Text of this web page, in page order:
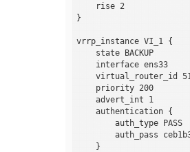
    rise 2
}
vrrp_instance VI_1 {
    state BACKUP
    interface ens33
    virtual_router_id 51
    priority 200
    advert_int 1
    authentication {
        auth_type PASS
auth_pass
    }